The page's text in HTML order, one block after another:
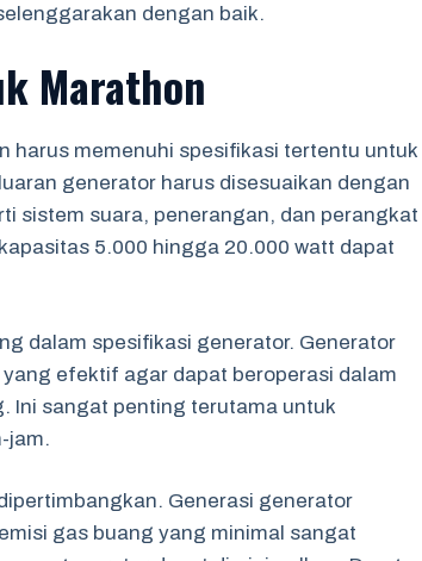
dengan baik.
Marathon
harus memenuhi spesifikasi tertentu untuk
generator harus disesuaikan dengan
sistem suara, penerangan, dan perangkat
5.000 hingga 20.000 watt dapat
dalam spesifikasi generator. Generator
efektif agar dapat beroperasi dalam
Ini sangat penting terutama untuk
jam.
Generasi generator
gas buang yang minimal sangat